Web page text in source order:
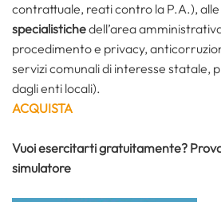
contrattuale, reati contro la P.A.), alle
specialistichedell’area
procedimento e privacy,
servizi comunali di interesse statale,
dagli enti locali).
ACQUISTA
Vuoi esercitarti gratuitamente?
simulatore